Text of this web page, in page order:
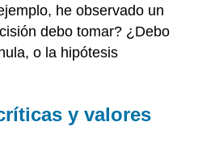
he observado un
debo tomar? ¿Debo
o la hipótesis
y valores